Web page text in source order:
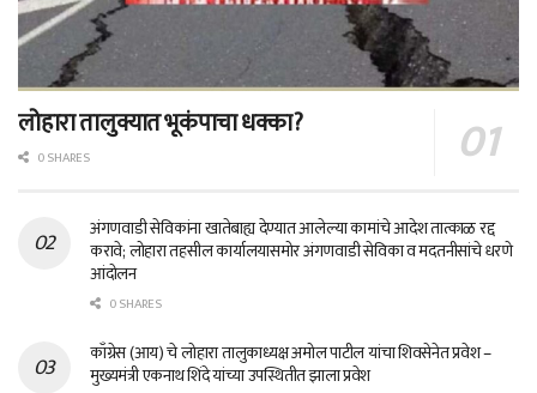
लोहारा तालुक्यात भूकंपाचा धक्का?
0 SHARES
अंगणवाडी सेविकांना खातेबाह्य देण्यात आलेल्या कामांचे आदेश तात्काळ रद्द
करावे; लोहारा तहसील कार्यालयासमोर अंगणवाडी सेविका व मदतनीसांचे धरणे
आंदोलन
0 SHARES
काँग्रेस (आय) चे लोहारा तालुकाध्यक्ष अमोल पाटील यांचा शिवसेनेत प्रवेश –
मुख्यमंत्री एकनाथ शिंदे यांच्या उपस्थितीत झाला प्रवेश